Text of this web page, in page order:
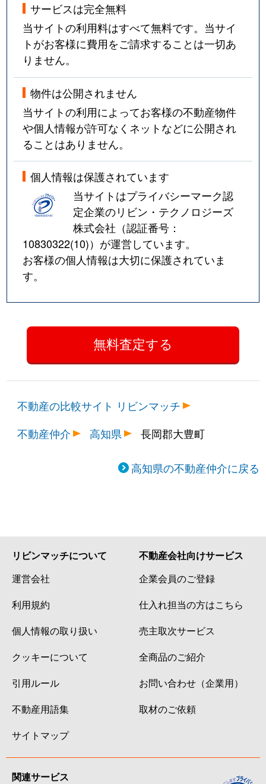
サービスは完全無料
当サイトの利用料はすべて無料です。当サイ
トがお客様に費用をご請求することは一切あ
りません。
物件は公開されません
当サイトの利用によってお客様の不動産物件
や個人情報が許可なくネットなどに公開され
ることはありません。
個人情報は保護されています
当サイトはプライバシーマーク認
定企業のリビン・テクノロジーズ
株式会社（認証番号：
10830322(10)）が運営しています。
お客様の個人情報は大切に保護されていま
す。
不動産の比較サイト リビンマッチ
不動産仲介
高知県 長岡郡大豊町
高知県の不動産仲介に戻る
リビンマッチについて
運営会社
利用規約
個人情報の取り扱い
クッキーについて
引用ルール
不動産用語集
サイトマップ
不動産会社向けサービス
企業会員のご登録
仕入れ担当の方はこちら
売主取次サービス
全商品のご紹介
お問い合わせ（企業用）
取材のご依頼
関連サービス